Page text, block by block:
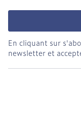
En cliquant sur
newsletter et